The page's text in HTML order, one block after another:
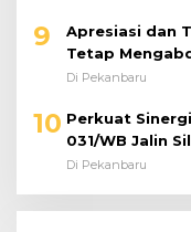
9
Apresiasi dan
Tetap
Di Pekanbaru
10 Perkuat
031/WB Jalin
Riau dan Kepri
Di Pekanbaru